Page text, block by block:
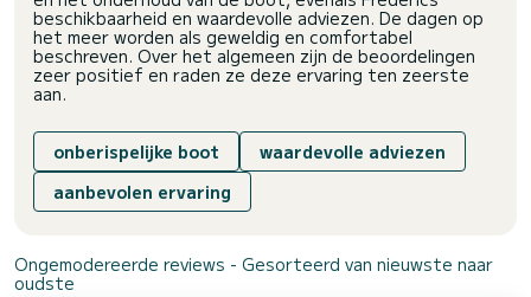
beschikbaarheid en waardevolle adviezen. De dagen op
het meer worden als geweldig en comfortabel
beschreven. Over het algemeen zijn de beoordelingen
zeer positief en raden ze deze ervaring ten zeerste
aan.
onberispelijke boot
waardevolle adviezen
aanbevolen ervaring
Ongemodereerde reviews - Gesorteerd van nieuwste naar
oudste